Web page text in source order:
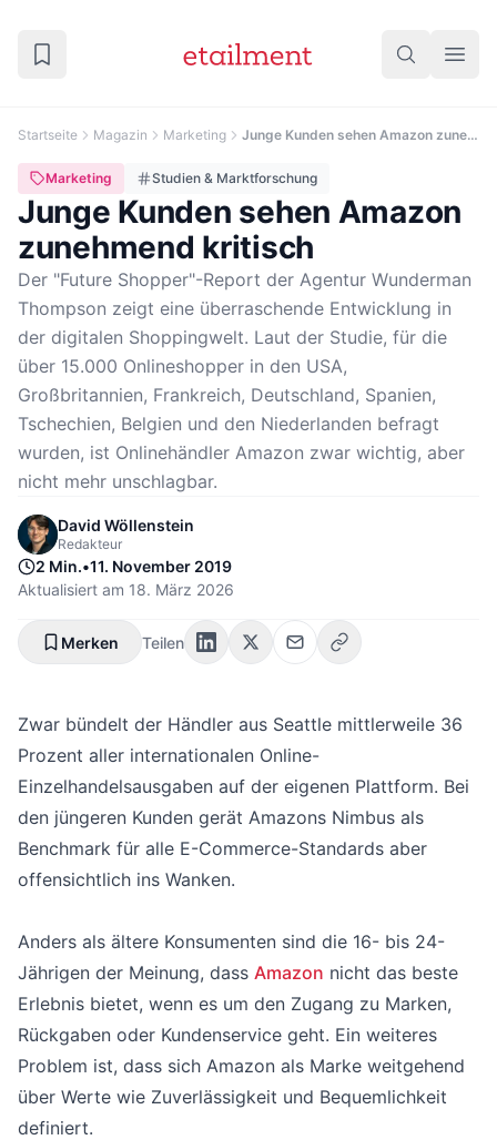
Startseite Magazin Marketing Junge Kunden sehen Amazon zunehmend kritisch
Marketing Studien & Marktforschung
Junge Kunden sehen Amazon
zunehmend kritisch
Der "Future Shopper"-Report der Agentur Wunderman
Thompson zeigt eine überraschende Entwicklung in
der digitalen Shoppingwelt. Laut der Studie, für die
über 15.000 Onlineshopper in den USA,
Großbritannien, Frankreich, Deutschland, Spanien,
Tschechien, Belgien und den Niederlanden befragt
wurden, ist Onlinehändler Amazon zwar wichtig, aber
nicht mehr unschlagbar.
David Wöllenstein
Redakteur
2 Min.•11. November 2019
Aktualisiert am 18. März 2026
Merken Teilen
Zwar bündelt der Händler aus Seattle mittlerweile 36
Prozent aller internationalen Online-
Einzelhandelsausgaben auf der eigenen Plattform. Bei
den jüngeren Kunden gerät Amazons Nimbus als
Benchmark für alle E-Commerce-Standards aber
offensichtlich ins Wanken.
Anders als ältere Konsumenten sind die 16- bis 24-
Jährigen der Meinung, dass Amazon nicht das beste
Erlebnis bietet, wenn es um den Zugang zu Marken,
Rückgaben oder Kundenservice geht. Ein weiteres
Problem ist, dass sich Amazon als Marke weitgehend
über Werte wie Zuverlässigkeit und Bequemlichkeit
definiert.